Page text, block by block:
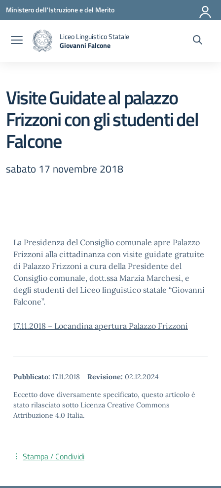
Vai ai contenuti
Vai al menu di navigazione
Vai al footer
Ministero dell'Istruzione e del Merito
Liceo Linguistico Statale
Giovanni Falcone
Visite Guidate al palazzo
Frizzoni con gli studenti del
Falcone
sabato 17 novembre 2018
La Presidenza del Consiglio comunale apre Palazzo
Frizzoni alla cittadinanza con visite guidate gratuite
di Palazzo Frizzoni a cura della Presidente del
Consiglio comunale, dott.ssa Marzia Marchesi, e
degli studenti del Liceo linguistico statale “Giovanni
Falcone”.
17.11.2018 – Locandina apertura Palazzo Frizzoni
Pubblicato: 17.11.2018 - Revisione: 02.12.2024
Eccetto dove diversamente specificato, questo articolo è
stato rilasciato sotto Licenza Creative Commons
Attribuzione 4.0 Italia.
Stampa / Condividi